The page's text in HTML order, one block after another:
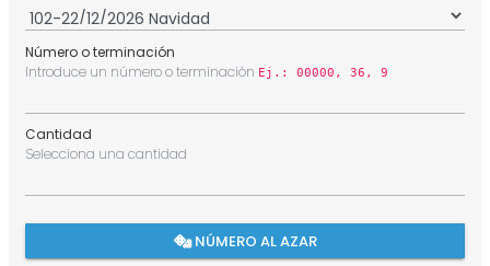
Número o terminación
Introduce un número o terminación Ej.: 00000, 36, 9
Cantidad
Selecciona una cantidad
NÚMERO AL AZAR